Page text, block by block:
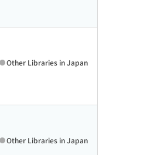
Other Libraries in Japan
Other Libraries in Japan